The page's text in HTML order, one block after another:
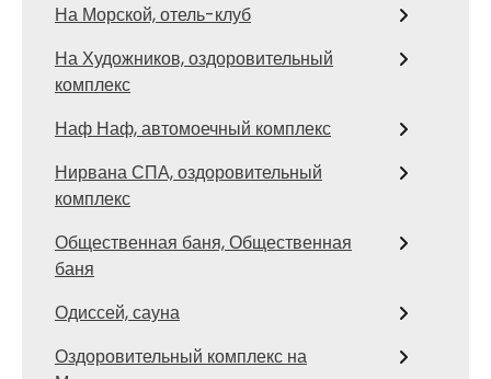
На Морской, отель-клуб
На Художников, оздоровительный
комплекс
Наф Наф, автомоечный комплекс
Нирвана СПА, оздоровительный
комплекс
Общественная баня, Общественная
баня
Одиссей, сауна
Оздоровительный комплекс на